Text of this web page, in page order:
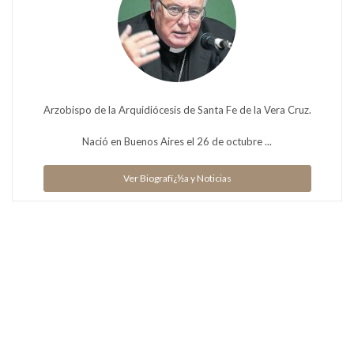
Arzobispo de la Arquidiócesis de Santa Fe de la Vera Cruz.
Nació en Buenos Aires el 26 de octubre ...
Ver Biografï¿½a y Noticias